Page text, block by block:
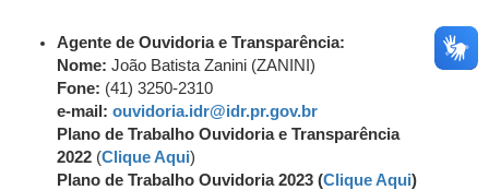
Agente de Ouvidoria e Transparência:
Nome: João Batista Zanini (ZANINI)
Fone: (41) 3250-2310
e-mail: ouvidoria.idr@idr.pr.gov.br
Plano de Trabalho Ouvidoria e Transparência
2022 (Clique Aqui)
Plano de Trabalho Ouvidoria 2023 (Clique Aqui)